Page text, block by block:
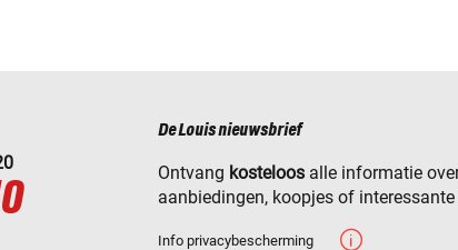
De Louis nieuwsbrief
Ontvang kosteloos alle informatie
aanbiedingen, koopjes of
Info privacybescherming